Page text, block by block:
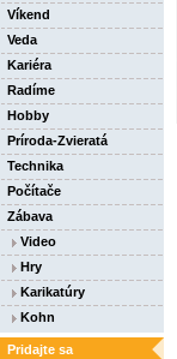
Víkend
Veda
Kariéra
Radíme
Hobby
Príroda-Zvieratá
Technika
Počítače
Zábava
Video
Hry
Karikatúry
Kohn
Pridajte sa